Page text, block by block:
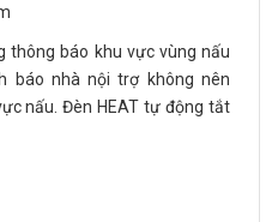
thông báo khu vực vùng nấu
báo nhà nội trợ không nên
nấu. Đèn HEAT tự động tắt